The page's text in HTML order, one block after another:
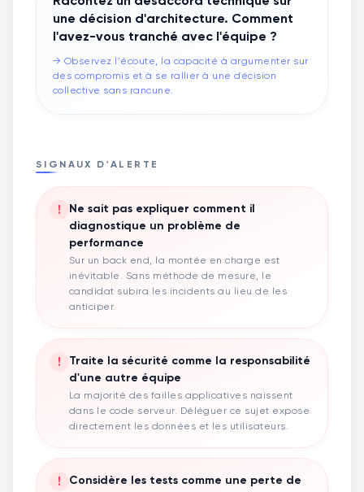
une décision d'architecture. Comment
l'avez-vous tranché avec l'équipe ?
→ Observez l'écoute, la capacité à argumenter sur
des compromis et à se rallier à une décision
collective sans rancune.
SIGNAUX D'ALERTE
!
Ne sait pas expliquer comment il
diagnostique un problème de
performance
Sur un back end, la montée en charge est
inévitable. Sans méthode de mesure, le
candidat subira les incidents au lieu de les
anticiper.
!
Traite la sécurité comme la responsabilité
d'une autre équipe
La majorité des failles applicatives naissent
dans le code serveur. Déléguer ce sujet expose
directement les données et les utilisateurs.
!
Considère les tests comme une perte de